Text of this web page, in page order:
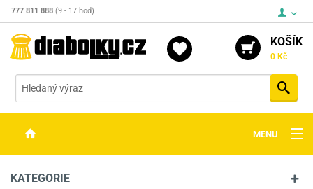
777 811 888 (9 - 17 hod)
KOŠÍK
0 Kč
MENU
KATEGORIE